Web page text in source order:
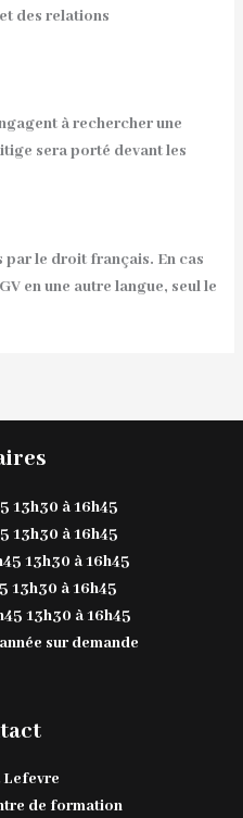
des relations
à rechercher une
sera porté devant les
par le droit français. En cas
en une autre langue, seul le
13h30 à 16h45
13h30 à 16h45
13h30 à 16h45
13h30 à 16h45
13h30 à 16h45
sur demande
de formation